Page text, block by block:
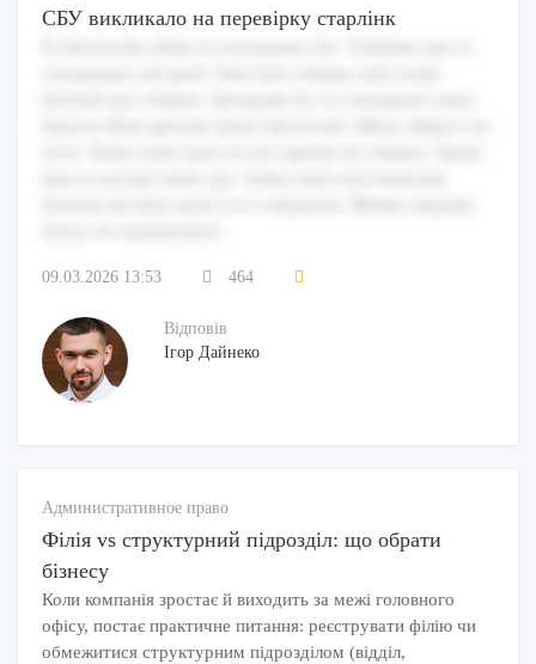
СБУ викликало на перевірку старлінк
09.03.2026 13:53 464
Відповів
Ігор Дайнеко
Административное право
Філія vs структурний підрозділ: що обрати
бізнесу
Коли компанія зростає й виходить за межі головного
офісу, постає практичне питання: реєструвати філію чи
обмежитися структурним підрозділом (відділ,